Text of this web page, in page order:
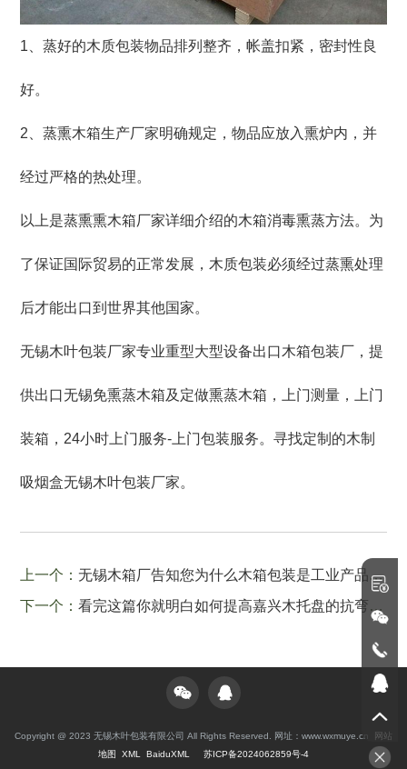
1、蒸好的木质包装物品排列整齐，帐盖扣紧，密封性良
好。
2、蒸熏木箱生产厂家明确规定，物品应放入熏炉内，并
经过严格的热处理。
以上是蒸熏熏木箱厂家详细介绍的木箱消毒熏蒸方法。为
了保证国际贸易的正常发展，木质包装必须经过蒸熏处理
后才能出口到世界其他国家。
无锡木叶包装厂家专业重型大型设备出口木箱包装厂，提
供出口无锡免熏蒸木箱及定做熏蒸木箱，上门测量，上门
装箱，24小时上门服务-上门包装服务。寻找定制的木制
吸烟盒无锡木叶包装厂家。
上一个：无锡木箱厂告知您为什么木箱包装是工业产品运输包装不可缺少的包装箱？
下一个：看完这篇你就明白如何提高嘉兴木托盘的抗弯能力了！
Copyright @ 2023 无锡木叶包装有限公司 All Rights Reserved. 网址：www.wxmuye.cn
网站
地图
XML BaiduXML 苏ICP备2024062859号-4